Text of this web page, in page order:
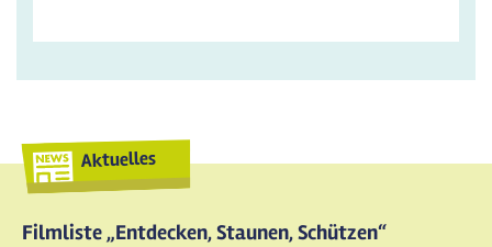
Aktuelles
Filmliste „Entdecken, Staunen, Schützen“